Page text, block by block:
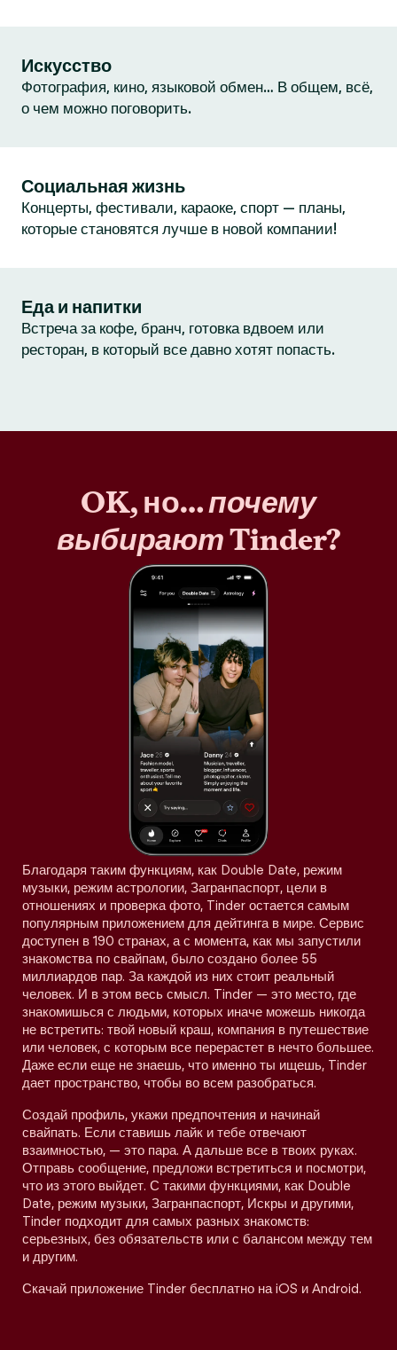
Искусство
Фотография, кино, языковой обмен… В общем, всё,
о чем можно поговорить.
Социальная жизнь
Концерты, фестивали, караоке, спорт — планы,
которые становятся лучше в новой компании!
Еда и напитки
Встреча за кофе, бранч, готовка вдвоем или
ресторан, в который все давно хотят попасть.
OK, но…почему
выбираютTinder?
Благодаря таким функциям, как Double Date, режим
музыки, режим астрологии, Загранпаспорт, цели в
отношениях и проверка фото, Tinder остается самым
популярным приложением для дейтинга в мире. Сервис
доступен в 190 странах, а с момента, как мы запустили
знакомства по свайпам, было создано более 55
миллиардов пар. За каждой из них стоит реальный
человек. И в этом весь смысл. Tinder — это место, где
знакомишься с людьми, которых иначе можешь никогда
не встретить: твой новый краш, компания в путешествие
или человек, с которым все перерастет в нечто большее.
Даже если еще не знаешь, что именно ты ищешь, Tinder
дает пространство, чтобы во всем разобраться.
Создай профиль, укажи предпочтения и начинай
свайпать. Если ставишь лайк и тебе отвечают
взаимностью, — это пара. А дальше все в твоих руках.
Отправь сообщение, предложи встретиться и посмотри,
что из этого выйдет. С такими функциями, как Double
Date, режим музыки, Загранпаспорт, Искры и другими,
Tinder подходит для самых разных знакомств:
серьезных, без обязательств или с балансом между тем
и другим.
Скачай приложение Tinder бесплатно на iOS и Android.